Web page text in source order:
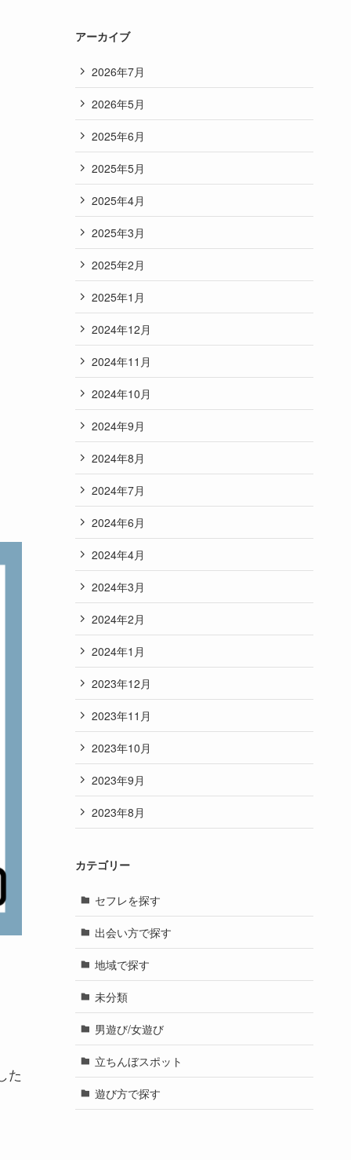
た
アーカイブ
2026年7月
2026年5月
2025年6月
2025年5月
2025年4月
2025年3月
2025年2月
2025年1月
2024年12月
2024年11月
2024年10月
2024年9月
2024年8月
2024年7月
2024年6月
2024年4月
2024年3月
2024年2月
2024年1月
2023年12月
2023年11月
2023年10月
2023年9月
2023年8月
カテゴリー
セフレを探す
出会い方で探す
地域で探す
未分類
男遊び/女遊び
立ちんぼスポット
遊び方で探す